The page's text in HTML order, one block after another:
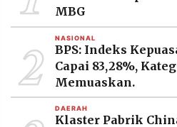
Resolusi.co
-
2026
PT.
RESOLUSI
PRAMUDITA
MBG
2 NASIONAL
BPS: Indeks
Capai 83,28%,
Memuaskan.
DAERAH
Klaster Pabrik